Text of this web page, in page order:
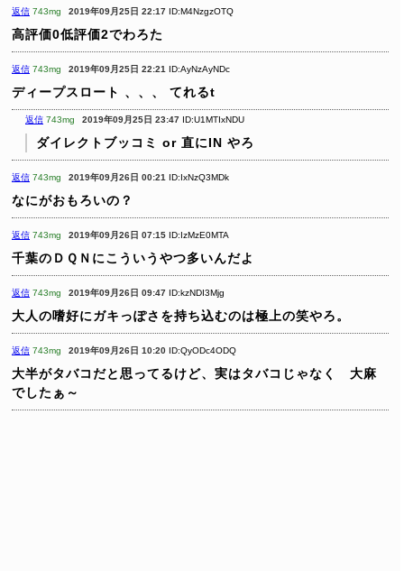
返信 743mg 2019年09月25日 22:17 ID:M4NzgzOTQ
高評価0低評価2でわろた
返信 743mg 2019年09月25日 22:21 ID:AyNzAyNDc
ディープスロート 、、、 てれるt
返信 743mg 2019年09月25日 23:47 ID:U1MTIxNDU
ダイレクトブッコミ or 直にIN やろ
返信 743mg 2019年09月26日 00:21 ID:IxNzQ3MDk
なにがおもろいの？
返信 743mg 2019年09月26日 07:15 ID:IzMzE0MTA
千葉のＤＱＮにこういうやつ多いんだよ
返信 743mg 2019年09月26日 09:47 ID:kzNDI3Mjg
大人の嗜好にガキっぽさを持ち込むのは極上の笑やろ。
返信 743mg 2019年09月26日 10:20 ID:QyODc4ODQ
大半がタバコだと思ってるけど、実はタバコじゃなく 大麻
でしたぁ～